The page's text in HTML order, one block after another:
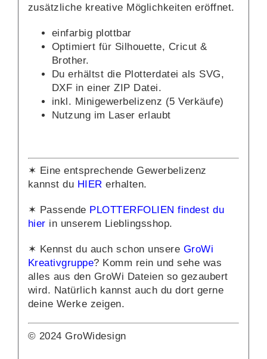
zusätzliche kreative Möglichkeiten eröffnet.
einfarbig plottbar
Optimiert für Silhouette, Cricut &
Brother.
Du erhältst die Plotterdatei als SVG,
DXF in einer ZIP Datei.
inkl. Minigewerbelizenz (5 Verkäufe)
Nutzung im Laser erlaubt
✶ Eine entsprechende Gewerbelizenz
kannst du HIER erhalten.
✶ Passende PLOTTERFOLIEN findest du
hier in unserem Lieblingsshop.
✶ Kennst du auch schon unsere GroWi
Kreativgruppe? Komm rein und sehe was
alles aus den GroWi Dateien so gezaubert
wird. Natürlich kannst auch du dort gerne
deine Werke zeigen.
© 2024 GroWidesign